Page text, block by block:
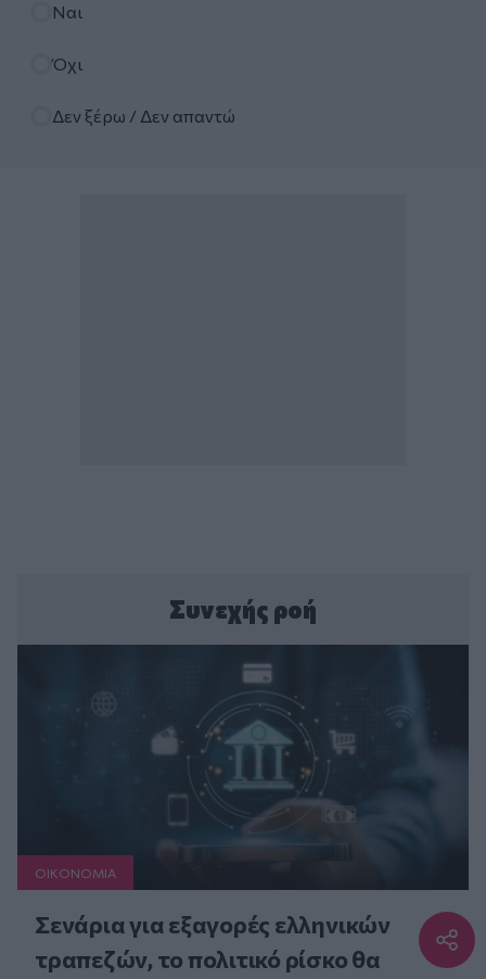
Ναι
Όχι
Δεν ξέρω / Δεν απαντώ
Συνεχής ροή
ΟΙΚΟΝΟΜΙΑ
Σενάρια για εξαγορές ελληνικών
τραπεζών, το πολιτικό ρίσκο θα